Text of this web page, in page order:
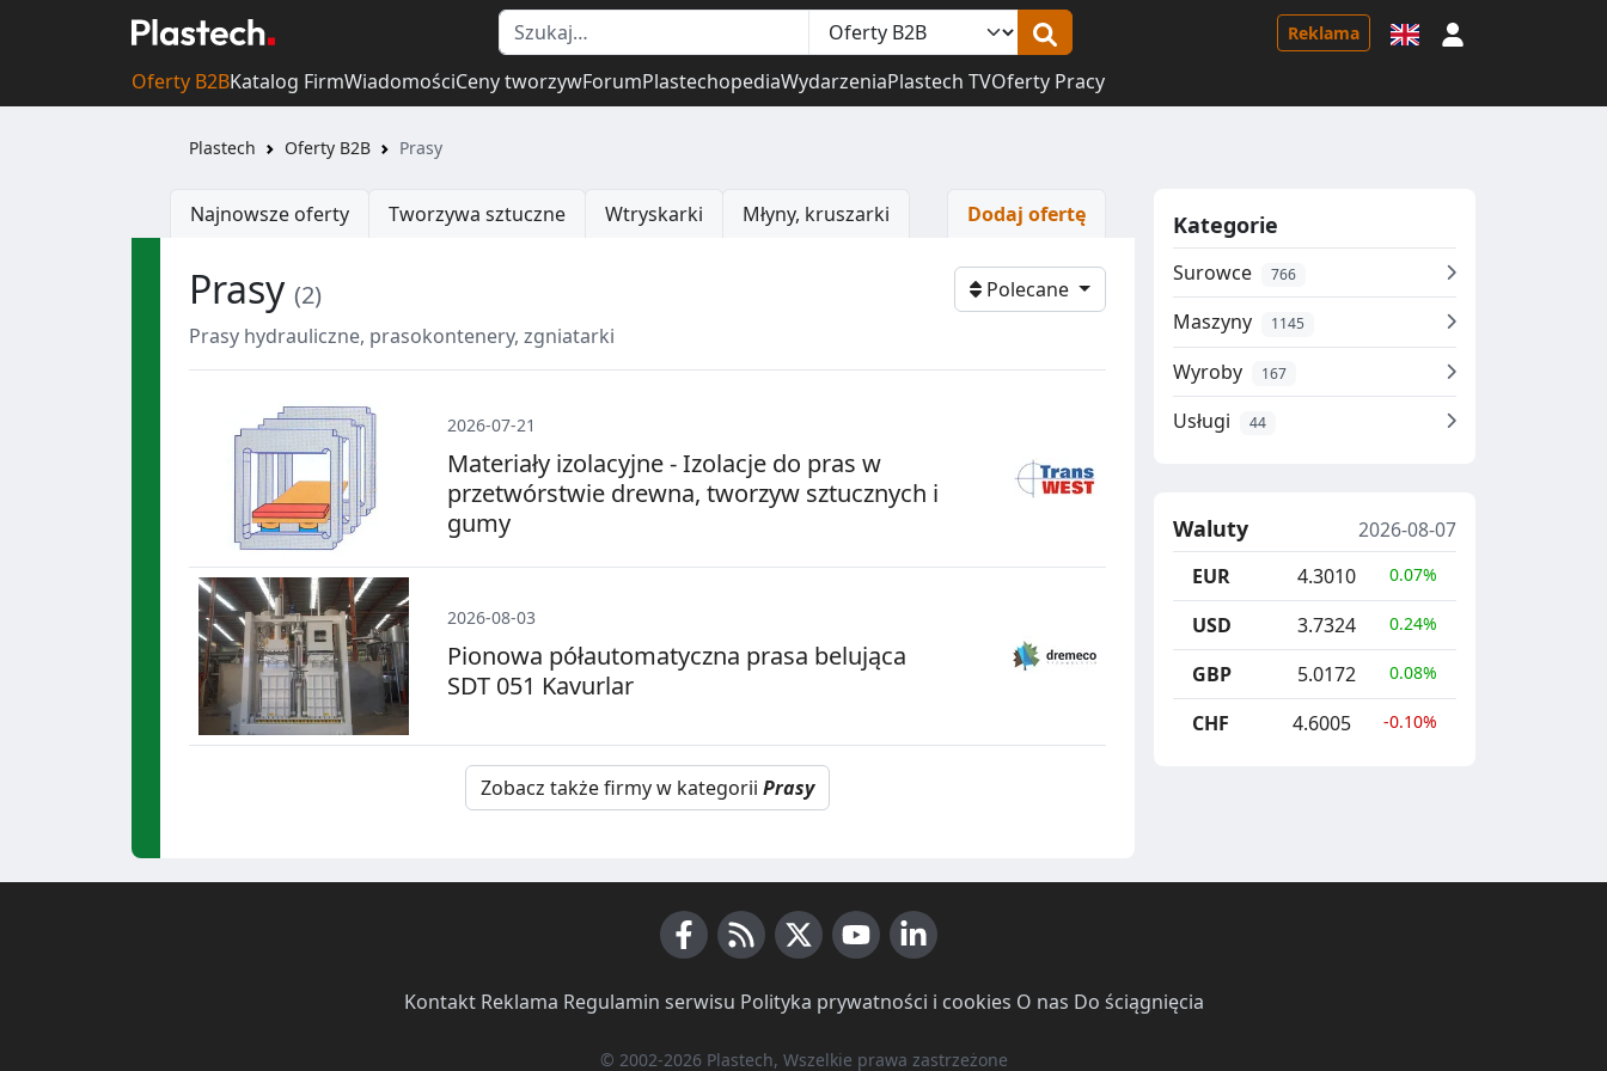
Reklama
Oferty B2BKatalog FirmWiadomościCeny tworzywForumPlastechopediaWydarzeniaPlastech TVOferty Pracy
Plastech Oferty B2B Prasy
Najnowsze oferty Tworzywa sztuczne Wtryskarki Młyny, kruszarki Dodaj ofertę
Prasy (2) Polecane
Obserwuj
Prasy hydrauliczne, prasokontenery, zgniatarki
2026-07-21
Materiały izolacyjne - Izolacje do pras w
przetwórstwie drewna, tworzyw sztucznych i
gumy
2026-08-03
Pionowa półautomatyczna prasa belująca
SDT 051 Kavurlar
Zobacz także firmy w kategorii Prasy
Kategorie
Surowce 766
Maszyny 1145
Wyroby 167
Usługi 44
Waluty
2026-08-07
EUR
4.3010 0.07%
USD 3.7324 0.24%
GBP 5.0172 0.08%
CHF 4.6005 -0.10%
Kontakt· Reklama Regulamin serwisu Polityka prywatności i cookies O nas Do ściągnięcia
© 2002-2026 Plastech, Wszelkie prawa zastrzeżone